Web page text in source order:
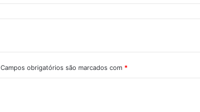
Campos obrigatórios são marcados com *